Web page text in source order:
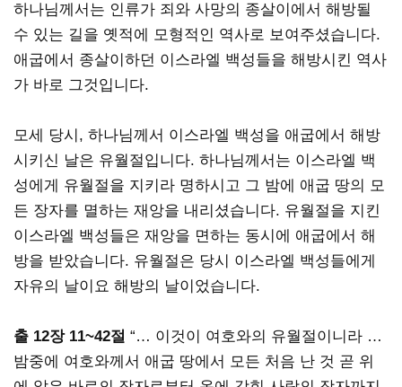
하나님께서는 인류가 죄와 사망의 종살이에서 해방될
수 있는 길을 옛적에 모형적인 역사로 보여주셨습니다.
애굽에서 종살이하던 이스라엘 백성들을 해방시킨 역사
가 바로 그것입니다.
모세 당시, 하나님께서 이스라엘 백성을 애굽에서 해방
시키신 날은 유월절입니다. 하나님께서는 이스라엘 백
성에게 유월절을 지키라 명하시고 그 밤에 애굽 땅의 모
든 장자를 멸하는 재앙을 내리셨습니다. 유월절을 지킨
이스라엘 백성들은 재앙을 면하는 동시에 애굽에서 해
방을 받았습니다. 유월절은 당시 이스라엘 백성들에게
자유의 날이요 해방의 날이었습니다.
출 12장 11~42절 “… 이것이 여호와의 유월절이니라 …
밤중에 여호와께서 애굽 땅에서 모든 처음 난 것 곧 위